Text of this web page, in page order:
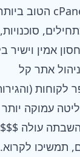
אמין
אתר קל
לקוחות
עמוקה יותר
עולה $$$
תמשיכו לקרוא.